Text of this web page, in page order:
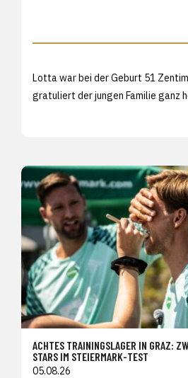
Lotta war bei der Geburt 51
gratuliert der jungen Familie ganz
ACHTES TRAININGSLAGER IN GRAZ:
STARS IM STEIERMARK-TEST
05.08.26